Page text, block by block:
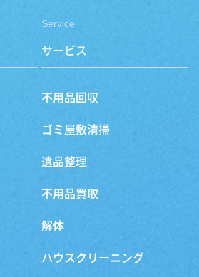
Service
サービス
不用品回収
ゴミ屋敷清掃
遺品整理
不用品買取
解体
ハウスクリーニング